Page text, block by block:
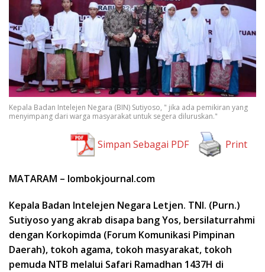
Kepala Badan Intelejen Negara (BIN) Sutiyoso, " jika ada pemikiran yang
menyimpang dari warga masyarakat untuk segera diluruskan."
Simpan Sebagai PDF Print
MATARAM – lombokjournal.com
Kepala Badan Intelejen Negara Letjen. TNI. (Purn.)
Sutiyoso yang akrab disapa bang Yos, bersilaturrahmi
dengan Korkopimda (Forum Komunikasi Pimpinan
Daerah), tokoh agama, tokoh masyarakat, tokoh
pemuda NTB melalui Safari Ramadhan 1437H di